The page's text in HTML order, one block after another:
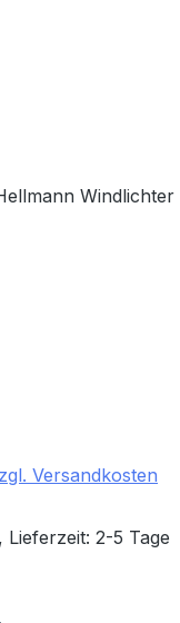
Windlichter
Versandkosten
2-5 Tage